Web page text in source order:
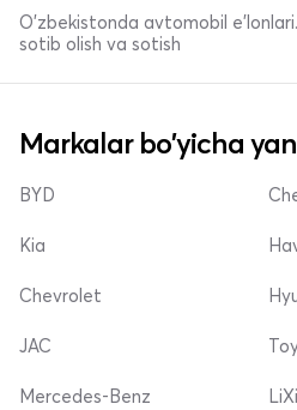
O'zbekistonda avtomobil
sotib olish va sotish
Markalar bo'yicha
BYD
Kia
Chevrolet
JAC
Mercedes-Benz